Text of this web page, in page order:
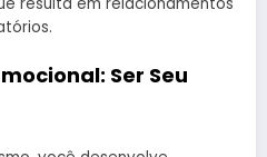
Ser Seu